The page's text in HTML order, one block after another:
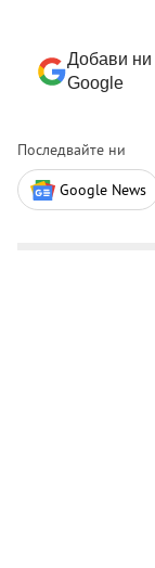
Добави ни
Google
Последвайте ни
Google News